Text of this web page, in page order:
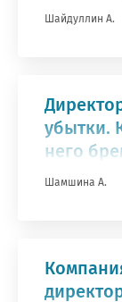
Шайдуллин А.
убытки.
него
Шамшина А.